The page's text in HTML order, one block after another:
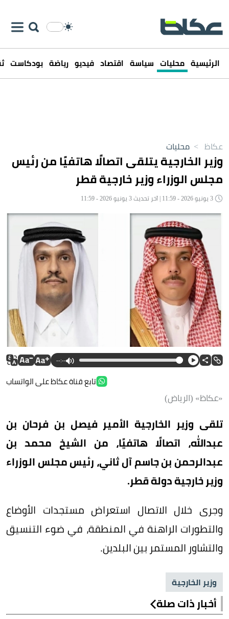
الرئيسية محليات سياسة اقتصاد فيديو رياضة بودكاست
عكاظ > محليات
وزير الخارجية يتلقى اتصالًا هاتفيًا من رئيس
مجلس الوزراء وزير خارجية قطر
--:--
تابع قناة عكاظ على الواتساب
«عكاظ» (الرياض)
تلقى وزير الخارجية الأمير فيصل بن فرحان بن
عبدالله، اتصالًا هاتفيًا، من الشيخ محمد بن
عبدالرحمن بن جاسم آل ثاني، رئيس مجلس الوزراء
وزير خارجية دولة قطر.
وجرى خلال الاتصال استعراض مستجدات الأوضاع
والتطورات الراهنة في المنطقة، في ضوء التنسيق
والتشاور المستمر بين البلدين.
وزير الخارجية
أخبار ذات صلة